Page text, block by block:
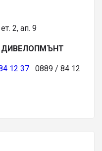
2, ап. 9
ДИВЕЛОПМЪНТ
12 37 0889 / 84 12